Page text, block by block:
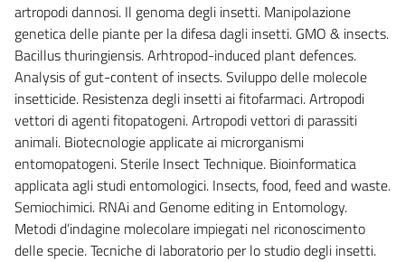
artropodi dannosi. Il genoma degli insetti. Manipolazione
genetica delle piante per la difesa dagli insetti. GMO & insects.
Bacillus thuringiensis. Arhtropod-induced plant defences.
Analysis of gut-content of insects. Sviluppo delle molecole
insetticide. Resistenza degli insetti ai fitofarmaci. Artropodi
vettori di agenti fitopatogeni. Artropodi vettori di parassiti
animali. Biotecnologie applicate ai microrganismi
entomopatogeni. Sterile Insect Technique. Bioinformatica
applicata agli studi entomologici. Insects, food, feed and waste.
Semiochimici. RNAi and Genome editing in Entomology.
Metodi d’indagine molecolare impiegati nel riconoscimento
delle specie. Tecniche di laboratorio per lo studio degli insetti.